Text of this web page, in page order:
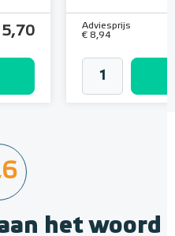
Adviesprijs
€ 8,94
het woord